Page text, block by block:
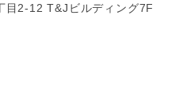
目2-12 T&Jビルディング7F